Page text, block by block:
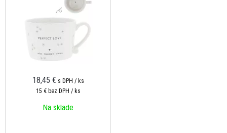
18,45 € s DPH / ks
15 € bez DPH / ks
Na sklade